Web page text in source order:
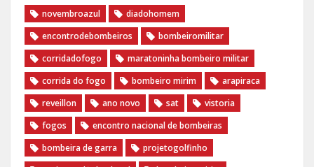
novembroazul
diadohomem
encontrodebombeiros
bombeiromilitar
corridadofogo
maratoninha bombeiro militar
corrida do fogo
bombeiro mirim
arapiraca
reveillon
ano novo sat
vistoria
fogos
encontro nacional de bombeiras
bombeira de garra
projetogolfinho